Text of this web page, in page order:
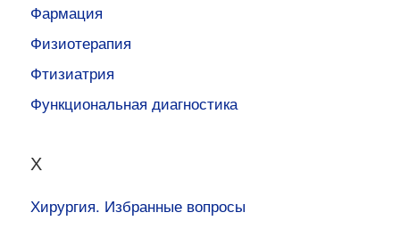
Фармация
Физиотерапия
Фтизиатрия
Функциональная диагностика
Х
Хирургия. Избранные вопросы